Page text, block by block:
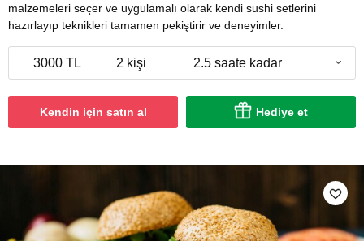
malzemeleri seçer ve uygulamalı olarak kendi sushi setlerini
hazırlayıp teknikleri tamamen pekiştirir ve deneyimler.
3000 TL 2 kişi 2.5 saate kadar
Kendin için satın al Hediye et